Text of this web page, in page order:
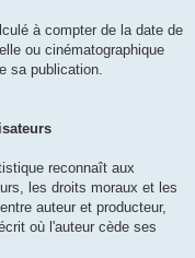
à compter de la date de
ou cinématographique
sa publication.
reconnaît aux
les droits moraux et les
auteur et producteur,
où l'auteur cède ses